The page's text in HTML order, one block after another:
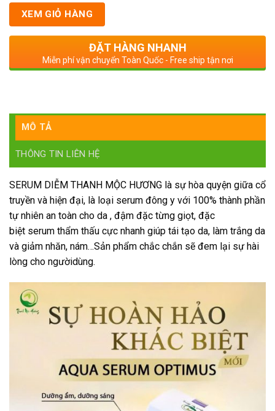
XEM GIỎ HÀNG
ĐẶT HÀNG NHANH
Miễn phí vận chuyển Toàn Quốc - Free ship tận nơi
MÔ TẢ
THÔNG TIN LIÊN HỆ
SERUM DIỄM THANH MỘC HƯƠNG là sự hòa quyện giữa cổ
truyền và hiện đại, là loại serum đông y với 100% thành phần
tự nhiên an toàn cho da , đậm đặc từng giọt, đặc
biệt serum thẩm thấu cực nhanh giúp tái tạo da, làm trắng da
và giảm nhăn, nám…Sản phẩm chắc chắn sẽ đem lại sự hài
lòng cho ngườidùng.